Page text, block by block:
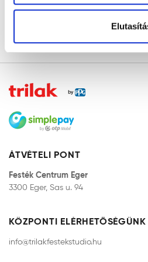
ÁTVÉTELI PONT
Festék Centrum Eger
3300 Eger, Sas u. 94
KÖZPONTI ELÉRHETŐSÉGÜNK
info@trilakfestekstudio.hu